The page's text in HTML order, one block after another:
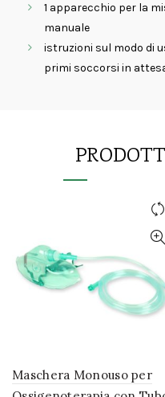
1 apparecchio per la
manuale
istruzioni sul modo di
primi soccorsi in
Maschera Monouso per